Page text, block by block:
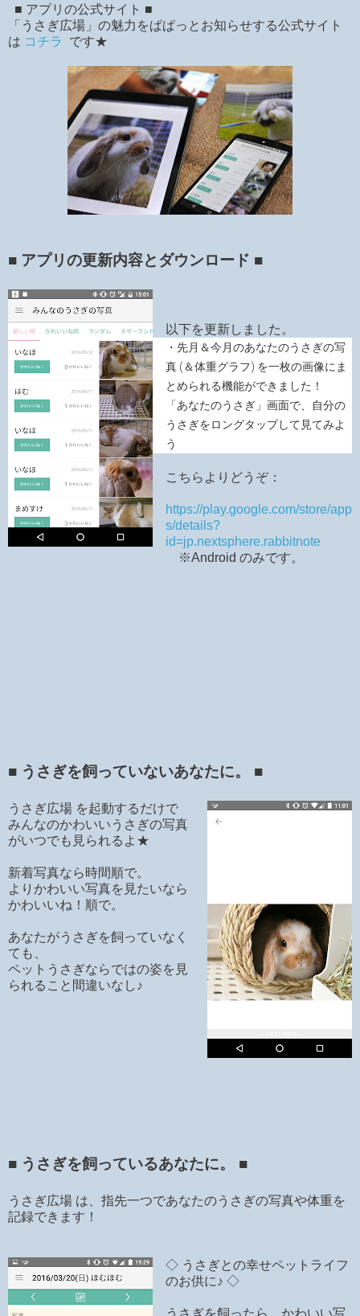
■ アプリの公式サイト ■
「うさぎ広場」の魅力をぱぱっとお知らせする公式サイト
は コチラ です★
■ アプリの更新内容とダウンロード ■
以下を更新しました。
・先月＆今月のあなたのうさぎの写
真 (＆体重グラフ) を一枚の画像にま
とめられる機能ができました！
「あなたのうさぎ」画面で、自分の
うさぎをロングタップして見てみよ
う
こちらよりどうぞ：
https://play.google.com/store/app
s/details?
id=jp.nextsphere.rabbitnote
※Android のみです。
■ うさぎを飼っていないあなたに。 ■
うさぎ広場 を起動するだけで
みんなのかわいいうさぎの写真
がいつでも見られるよ★
新着写真なら時間順で。
よりかわいい写真を見たいなら
かわいいね！順で。
あなたがうさぎを飼っていなく
ても、
ペットうさぎならではの姿を見
られること間違いなし♪
■ うさぎを飼っているあなたに。 ■
うさぎ広場 は、指先一つであなたのうさぎの写真や体重を
記録できます！
◇ うさぎとの幸せペットライフ
のお供に♪ ◇
うさぎを飼ったら、かわいい写